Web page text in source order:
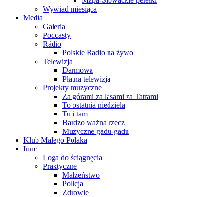
Wywiad miesiąca
Media
Galeria
Podcasty
Rádio
Polskie Radio na żywo
Telewizja
Darmowa
Płatna telewizja
Projekty muzyczne
Za górami za lasami za Tatrami
To ostatnia niedziela
Tu i tam
Bardzo ważna rzecz
Muzyczne gadu-gadu
Klub Małego Polaka
Inne
Loga do ściągnęcia
Praktyczne
Małżeństwo
Policja
Zdrowie